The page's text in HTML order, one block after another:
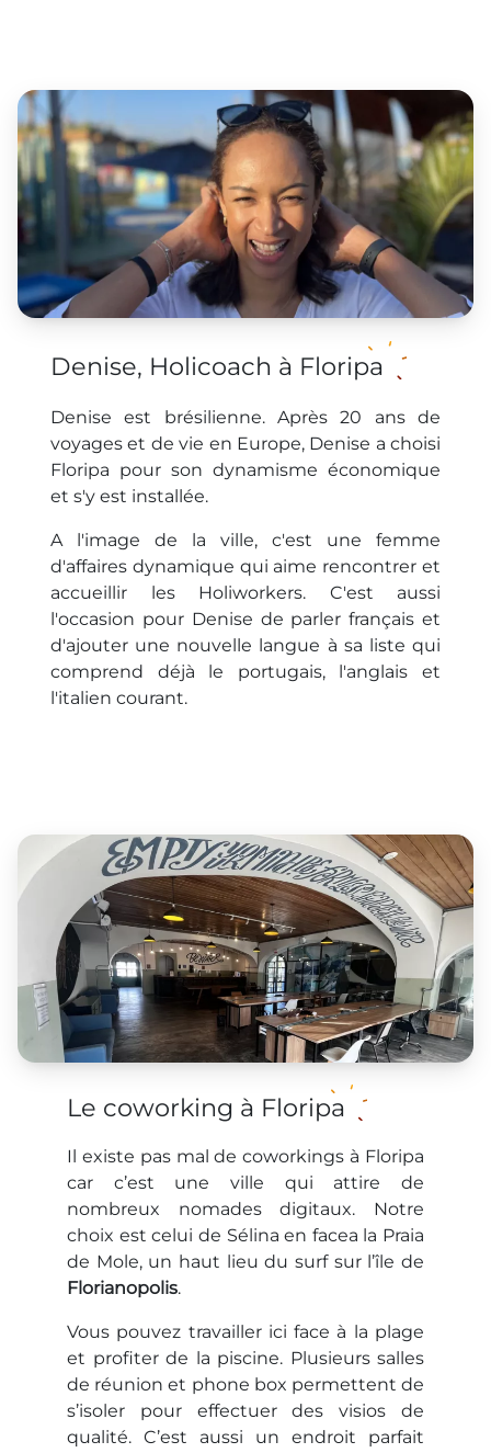
Denise, Holicoach à Floripa
Denise est brésilienne. Après 20 ans de
voyages et de vie en Europe, Denise a choisi
Floripa pour son dynamisme économique
et s'y est installée.
A l'image de la ville, c'est une femme
d'affaires dynamique qui aime rencontrer et
accueillir les Holiworkers. C'est aussi
l'occasion pour Denise de parler français et
d'ajouter une nouvelle langue à sa liste qui
comprend déjà le portugais, l'anglais et
l'italien courant.
Le coworking à Floripa
Il existe pas mal de coworkings à Floripa
car c’est une ville qui attire de
nombreux nomades digitaux. Notre
choix est celui de Sélina en facea la Praia
de Mole, un haut lieu du surf sur l’île de
Florianopolis.
Vous pouvez travailler ici face à la plage
et profiter de la piscine. Plusieurs salles
de réunion et phone box permettent de
s’isoler pour effectuer des visios de
qualité. C’est aussi un endroit parfait